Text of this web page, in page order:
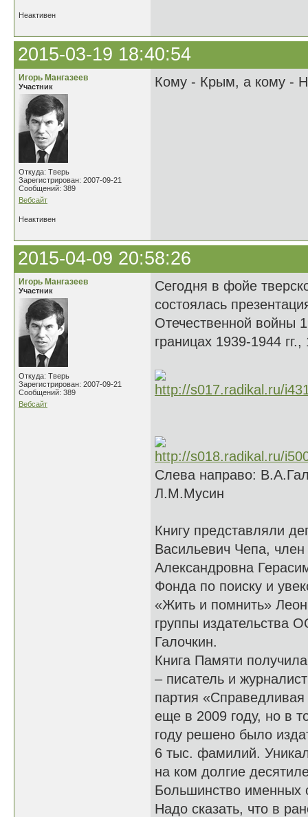
Неактивен
2015-03-19 18:40:54
Игорь Мангазеев
Участник
Откуда: Тверь
Зарегистрирован: 2007-09-21
Сообщений: 389
Вебсайт
Кому - Крым, а кому -
Неактивен
2015-04-09 20:58:26
Игорь Мангазеев
Участник
Откуда: Тверь
Зарегистрирован: 2007-09-21
Сообщений: 389
Вебсайт
Сегодня в фойе
состоялась
Отечественной войны
границах 1939-1944
Слева направо:
Л.М.Мусин
Книгу представляли
Васильевич Чепа, член
Александровна
Фонда по поиску и
«Жить и помнить»
группы издательства
Галочкин.
Книга Памяти
– писатель и
партия
еще в 2009 году, но в
году решено было
6 тыс. фамилий.
на ком долгие
Большинство именных
Надо сказать, что в